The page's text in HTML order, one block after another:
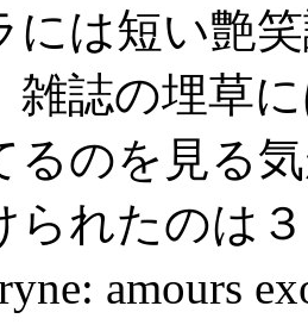
は短い艶
雑誌の埋草
るのを見る
られたのは
amours